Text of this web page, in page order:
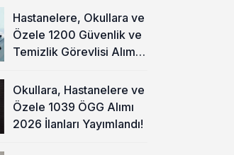
Hastanelere, Okullara ve
Özele 1200 Güvenlik ve
Temizlik Görevlisi Alımı
Okullara, Hastanelere ve
Özele 1039 ÖGG Alımı
2026 İlanları Yayımlandı!